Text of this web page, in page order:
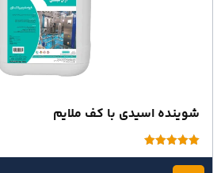
شوینده اسیدی با کف ملایم
امتیاز5.00
از 5